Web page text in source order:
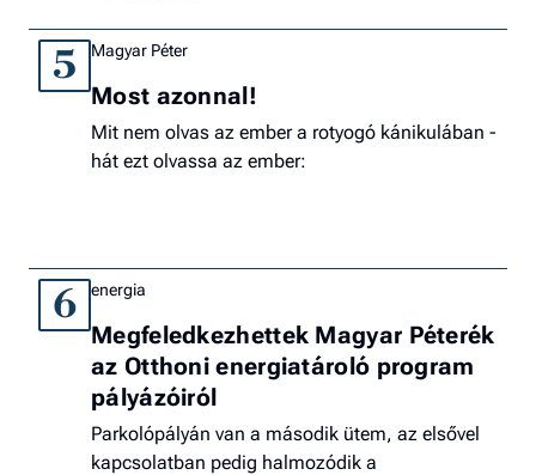
5 Magyar Péter
Most azonnal!
Mit nem olvas az ember a rotyogó kánikulában -
hát ezt olvassa az ember:
6 energia
Megfeledkezhettek Magyar Péterék
az Otthoni energiatároló program
pályázóiról
Parkolópályán van a második ütem, az elsővel
kapcsolatban pedig halmozódik a